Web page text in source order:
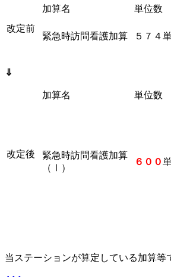
改定前
加算名 単位数
緊急時訪問看護加算 ５７４
⇓
改定後
加算名 単位数
緊急時訪問看護加算
（Ⅰ）
６００
当ステーションが算定している加算等